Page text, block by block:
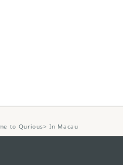
to Qurious> In Macau